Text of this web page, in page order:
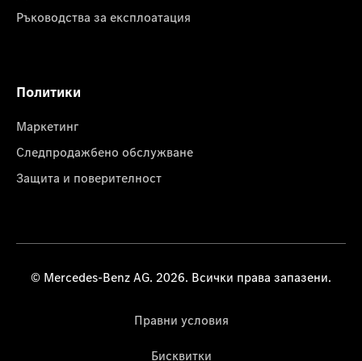
Ръководства за експлоатация
Политики
Маркетинг
Следпродажбено обслужване
Защита и поверителност
© Mercedes-Benz AG. 2026. Всички права запазени.
Правни условия
Бисквитки